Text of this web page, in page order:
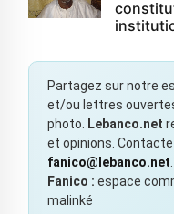
Partagez sur notre
et/ou lettres
photo.
Lebanco.net
et opinions.
fanico@lebanco.net
Fanico : espace
malinké